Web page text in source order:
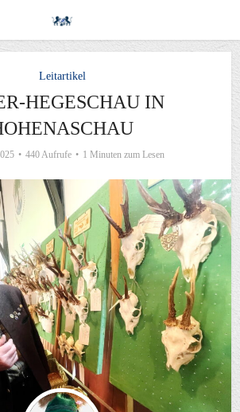
Leitartikel
HEGESCHAU IN
440 Aufrufe 1 Minuten zum Lesen